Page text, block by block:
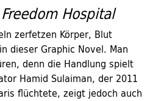
Freedom Hospital
zerfetzen Körper, Blut
dieser Graphic Novel. Man
denn die Handlung spielt
Hamid Sulaiman, der 2011
flüchtete, zeigt jedoch auch